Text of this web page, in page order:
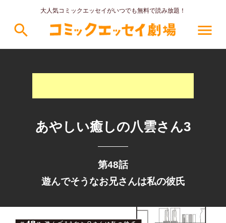
大人気コミックエッセイがいつでも無料で読み放題！
search menu
あやしい癒しの八雲さん3
第48話
遊んでそうなお兄さんは私の彼氏